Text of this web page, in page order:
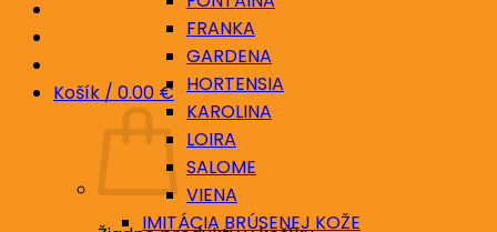
Košík / 0.00 €
FRANKA
GARDENA
HORTENSIA
KAROLINA
LOIRA
SALOME
VIENA
IMITÁCIA BRÚSENEJ KOŽE